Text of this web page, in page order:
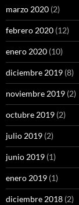
marzo 2020 (2)
febrero 2020 (12)
enero 2020 (10)
diciembre 2019 (8)
noviembre 2019 (2)
octubre 2019 (2)
julio 2019 (2)
junio 2019 (1)
enero 2019 (1)
diciembre 2018 (2)